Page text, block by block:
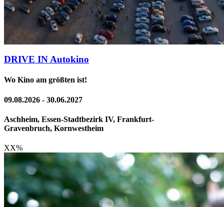
DRIVE IN Autokino
Wo Kino am größten ist!
09.08.2026 - 30.06.2027
Aschheim, Essen-Stadtbezirk IV, Frankfurt-
Gravenbruch, Kornwestheim
XX%